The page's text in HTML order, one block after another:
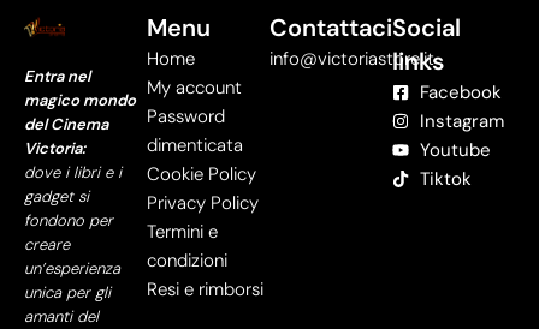
Entra nel
magico mondo
del Cinema
Victoria:
dove i libri e i
gadget si
fondono per
creare
un’esperienza
unica per gli
amanti del
Menu
Home
My account
Password
dimenticata
Cookie Policy
Privacy Policy
Termini e
condizioni
Resi e rimborsi
Contattaci
info@victoriastore.it
Social
links
Facebook
Instagram
Youtube
Tiktok